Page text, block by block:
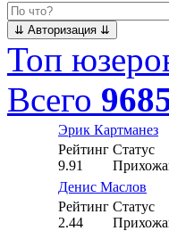
Топ
Всего
Эрик Картманез
Рейтинг
9.91
Статус
Денис Маслов
Рейтинг
2.44
Статус